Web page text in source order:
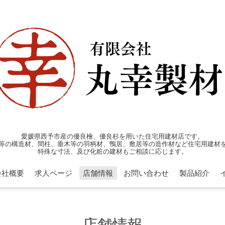
愛媛県西予市産の優良檜、優良杉を用いた住宅用建材店です。
の構造材、間柱、垂木等の羽柄材、鴨居、敷居等の造作材など住宅用建材
特殊な寸法、及び化粧の建材もご相談に応じます。
社概要 求人ページ 店舗情報 お問い合わせ 製品紹介